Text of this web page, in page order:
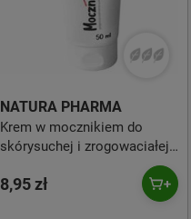
NATURA PHARMA
Krem w mocznikiem do
skórysuchej i zrogowaciałej
8,95 zł